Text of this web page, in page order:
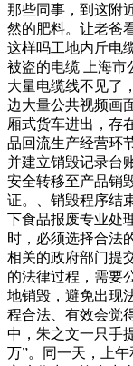
那些同事，到这附
然的肥料。让老爸
这样吗工地内斤电
被盗的电缆 上海市
大量电缆线不见了
边大量公共视频画
厢式货车进出，存
品回流生产经营环
并建立销毁记录台
安全转移至产品销
证。、销毁程序结
下食品报废专业
时，必须选择合法
相关的政府部门提
的法律过程，需要
地销毁，避免出现
程合法、有效会觉
中，朱之文一只手
万”。同一天，上